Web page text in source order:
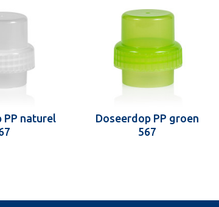
PP naturel
Doseerdop PP groen
567